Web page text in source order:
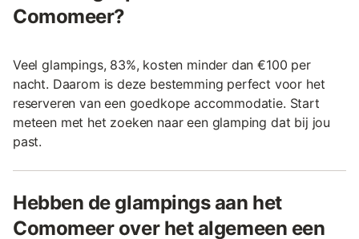
Comomeer?
Veel glampings, 83%, kosten minder dan €100 per
nacht. Daarom is deze bestemming perfect voor het
reserveren van een goedkope accommodatie. Start
meteen met het zoeken naar een glamping dat bij jou
past.
Hebben de glampings aan het
Comomeer over het algemeen een